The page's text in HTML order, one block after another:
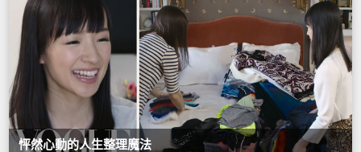
怦然心動的人生整理魔法